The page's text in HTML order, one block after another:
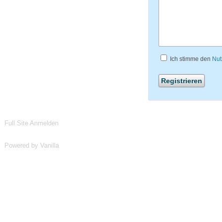
Ich stimme den
Full Site Anmelden
Powered by Vanilla